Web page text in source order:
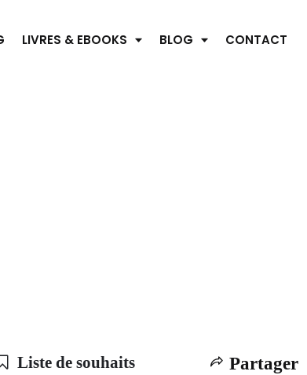
LIVRES & EBOOKS BLOG CONTACT
Liste de souhaits Partager